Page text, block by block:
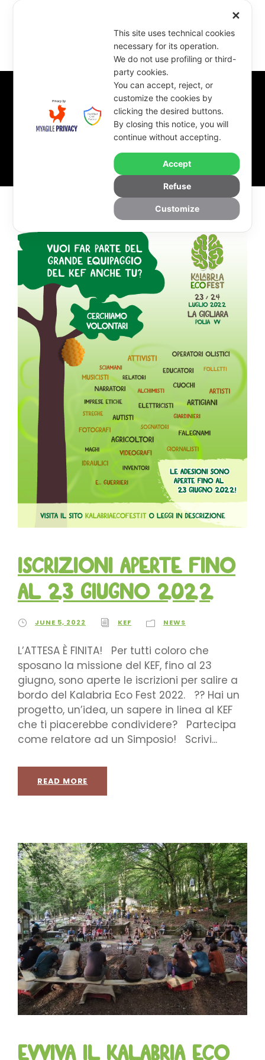
By
KEF
Iscrizioni Aperte fino
al 23 Giugno 2022
JUNE 5, 2022 KEF NEWS
L’ATTESA È FINITA! Per tutti coloro che
sposano la missione del KEF, fino al 23
giugno, sono aperte le iscrizioni per salire a
bordo del Kalabria Eco Fest 2022. ?‍? Hai un
progetto, un’idea, un sapere in linea al KEF
che ti piacerebbe condividere? Partecipa
come relatore ad un Simposio! Scrivi...
READ MORE
Evviva il Kalabria Eco
✕
This site uses technical cookies
necessary for its operation.
We do not use profiling or third-
party cookies.
You can accept, reject, or
customize the cookies by
clicking the desired buttons.
By closing this notice, you will
continue without accepting.
Accept
Refuse
Customize